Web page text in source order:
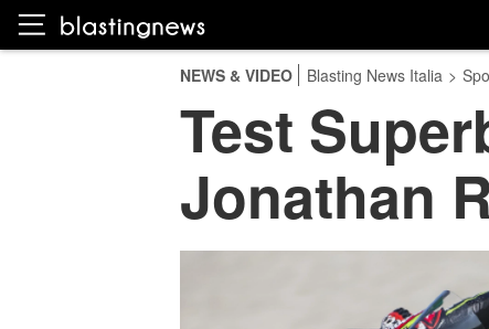
NEWS & VIDEO Blasting News Italia >
Test
Jonathan